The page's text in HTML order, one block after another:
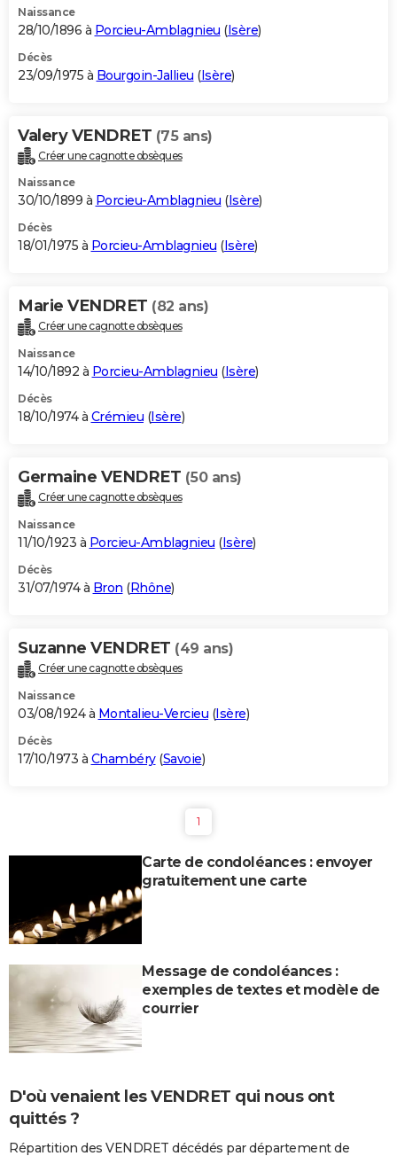
Naissance
28/10/1896 à Porcieu-Amblagnieu (Isère)
Décès
23/09/1975 à Bourgoin-Jallieu (Isère)
Valery VENDRET (75 ans)
Créer une cagnotte obsèques
Naissance
30/10/1899 à Porcieu-Amblagnieu (Isère)
Décès
18/01/1975 à Porcieu-Amblagnieu (Isère)
Marie VENDRET (82 ans)
Créer une cagnotte obsèques
Naissance
14/10/1892 à Porcieu-Amblagnieu (Isère)
Décès
18/10/1974 à Crémieu (Isère)
Germaine VENDRET (50 ans)
Créer une cagnotte obsèques
Naissance
11/10/1923 à Porcieu-Amblagnieu (Isère)
Décès
31/07/1974 à Bron (Rhône)
Suzanne VENDRET (49 ans)
Créer une cagnotte obsèques
Naissance
03/08/1924 à Montalieu-Vercieu (Isère)
Décès
17/10/1973 à Chambéry(Savoie)
1
Carte de condoléances : envoyer
gratuitement une carte
Message de condoléances :
exemples de textes et modèle de
courrier
D'où venaient les VENDRET qui nous ont
quittés ?
Répartition des VENDRET décédés par département de